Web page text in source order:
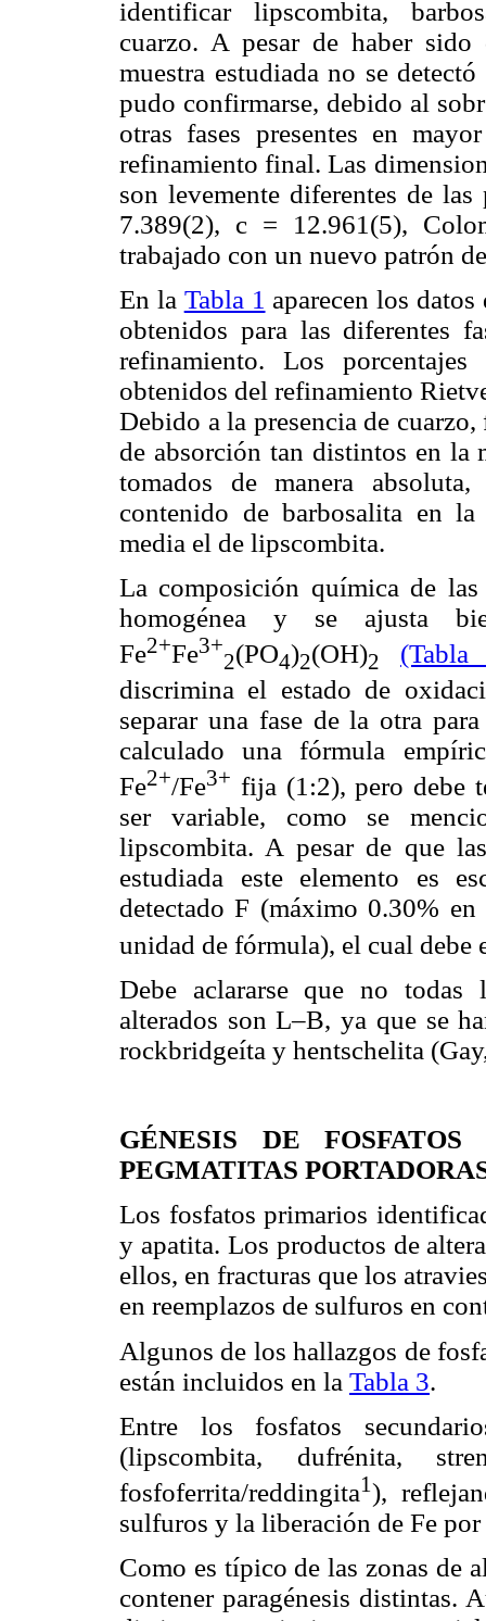
identificar lipscombita,
cuarzo. A pesar de haber sido
muestra estudiada no se
pudo confirmarse, debido al
otras fases presentes en
refinamiento final. Las
son levemente diferentes de
7.389(2), c = 12.961(5),
trabajado con un nuevo patrón
En la Tabla 1 aparecen los
obtenidos para las diferentes
refinamiento. Los
obtenidos del refinamiento
Debido a la presencia de
de absorción tan distintos en la
tomados de manera
contenido de barbosalita en
media el de lipscombita.
La composición química de las
homogénea y se ajusta
Fe2+Fe3+
2(PO4)2(OH)2
(Tabla
discrimina el estado de
separar una fase de la otra
calculado una fórmula
Fe2+/Fe3+ fija (1:2), pero debe
ser variable, como se
lipscombita. A pesar de que
estudiada este elemento es
detectado F (máximo 0.30%
unidad de fórmula), el cual debe
Debe aclararse que no todas
alterados son L–B, ya que se
rockbridgeíta y hentschelita
GÉNESIS DE
PEGMATITAS
Los fosfatos primarios
y apatita. Los productos de
ellos, en fracturas que los
en reemplazos de sulfuros en
Algunos de los hallazgos de
están incluidos en la Tabla 3.
Entre los fosfatos
(lipscombita, dufrénita,
fosfoferrita/reddingita1),
sulfuros y la liberación de Fe
Como es típico de las zonas de
contener paragénesis distintas.